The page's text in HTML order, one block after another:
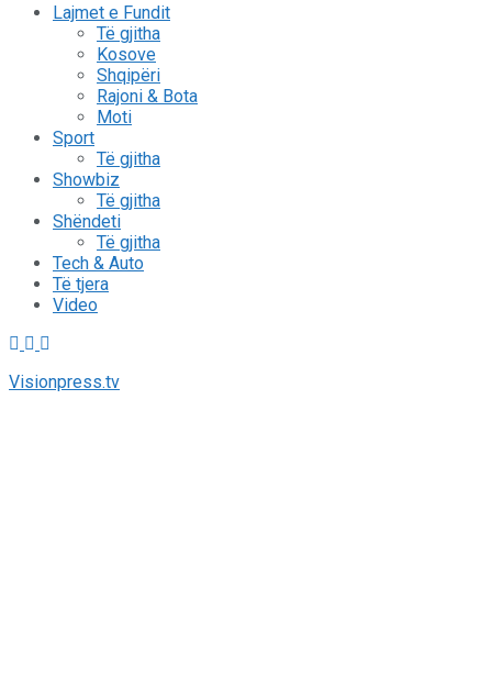
Lajmet e Fundit
Të gjitha
Kosove
Shqipëri
Rajoni & Bota
Moti
Sport
Të gjitha
Showbiz
Të gjitha
Shëndeti
Të gjitha
Tech & Auto
Të tjera
Video
Visionpress.tv